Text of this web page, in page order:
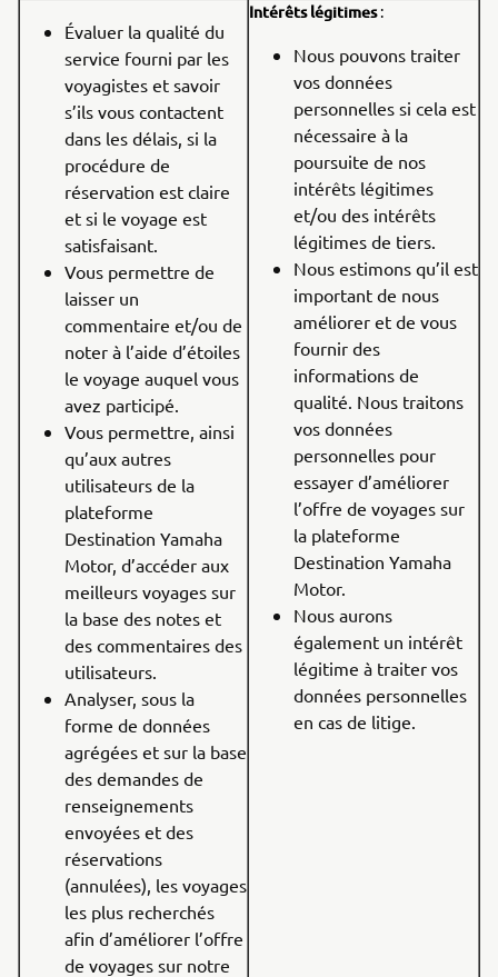
Évaluer la qualité du
service fourni par les
voyagistes et savoir
s’ils vous contactent
dans les délais, si la
procédure de
réservation est claire
et si le voyage est
satisfaisant.
Vous permettre de
laisser un
commentaire et/ou de
noter à l’aide d’étoiles
le voyage auquel vous
avez participé.
Vous permettre, ainsi
qu’aux autres
utilisateurs de la
plateforme
Destination Yamaha
Motor, d’accéder aux
meilleurs voyages sur
la base des notes et
des commentaires des
utilisateurs.
Analyser, sous la
forme de données
agrégées et sur la base
des demandes de
renseignements
envoyées et des
réservations
(annulées), les voyages
les plus recherchés
afin d’améliorer l’offre
de voyages sur notre
Intérêts légitimes:
Nous pouvons traiter
vos données
personnelles si cela est
nécessaire à la
poursuite de nos
intérêts légitimes
et/ou des intérêts
légitimes de tiers.
Nous estimons qu’il est
important de nous
améliorer et de vous
fournir des
informations de
qualité. Nous traitons
vos données
personnelles pour
essayer d’améliorer
l’offre de voyages sur
la plateforme
Destination Yamaha
Motor.
Nous aurons
également un intérêt
légitime à traiter vos
données personnelles
en cas de litige.